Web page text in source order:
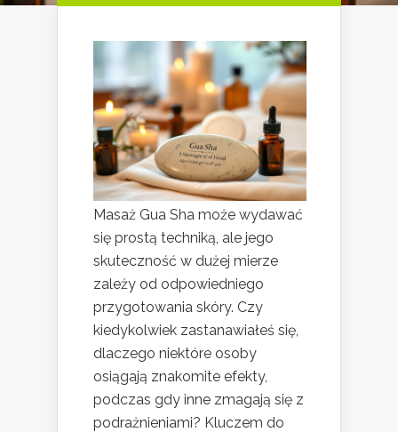
Masaż Gua Sha może wydawać
się prostą techniką, ale jego
skuteczność w dużej mierze
zależy od odpowiedniego
przygotowania skóry. Czy
kiedykolwiek zastanawiałeś się,
dlaczego niektóre osoby
osiągają znakomite efekty,
podczas gdy inne zmagają się z
podrażnieniami? Kluczem do